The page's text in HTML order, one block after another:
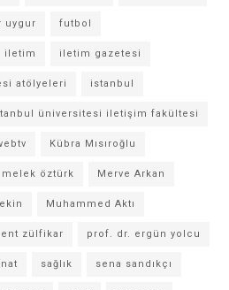
uygur futbol
iletim iletim gazetesi
atölyeleri istanbul
üniversitesi iletişim fakültesi
Kübra Mısıroğlu
melek öztürk Merve Arkan
Muhammed Aktı
zülfikar prof. dr. ergün yolcu
sağlık sena sandıkçı